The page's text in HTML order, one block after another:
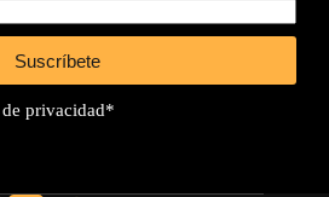
Suscríbete
privacidad*